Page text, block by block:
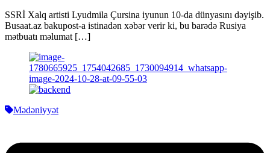
SSRİ Xalq artisti Lyudmila Çursina iyunun 10-da dünyasını dəyişib.
Busaat.az bakupost-a istinadən xəbər verir ki, bu barədə Rusiya
mətbuatı məlumat […]
Mədəniyyət